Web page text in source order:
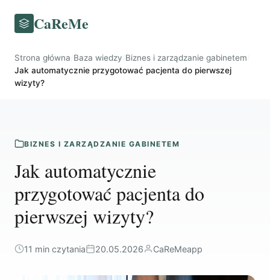
CaReMe
Strona główna Baza wiedzy Biznes i zarządzanie gabinetem
Jak automatycznie przygotować pacjenta do pierwszej
wizyty?
BIZNES I ZARZĄDZANIE GABINETEM
Jak automatycznie
przygotować pacjenta do
pierwszej wizyty?
11 min czytania 20.05.2026 CaReMeapp